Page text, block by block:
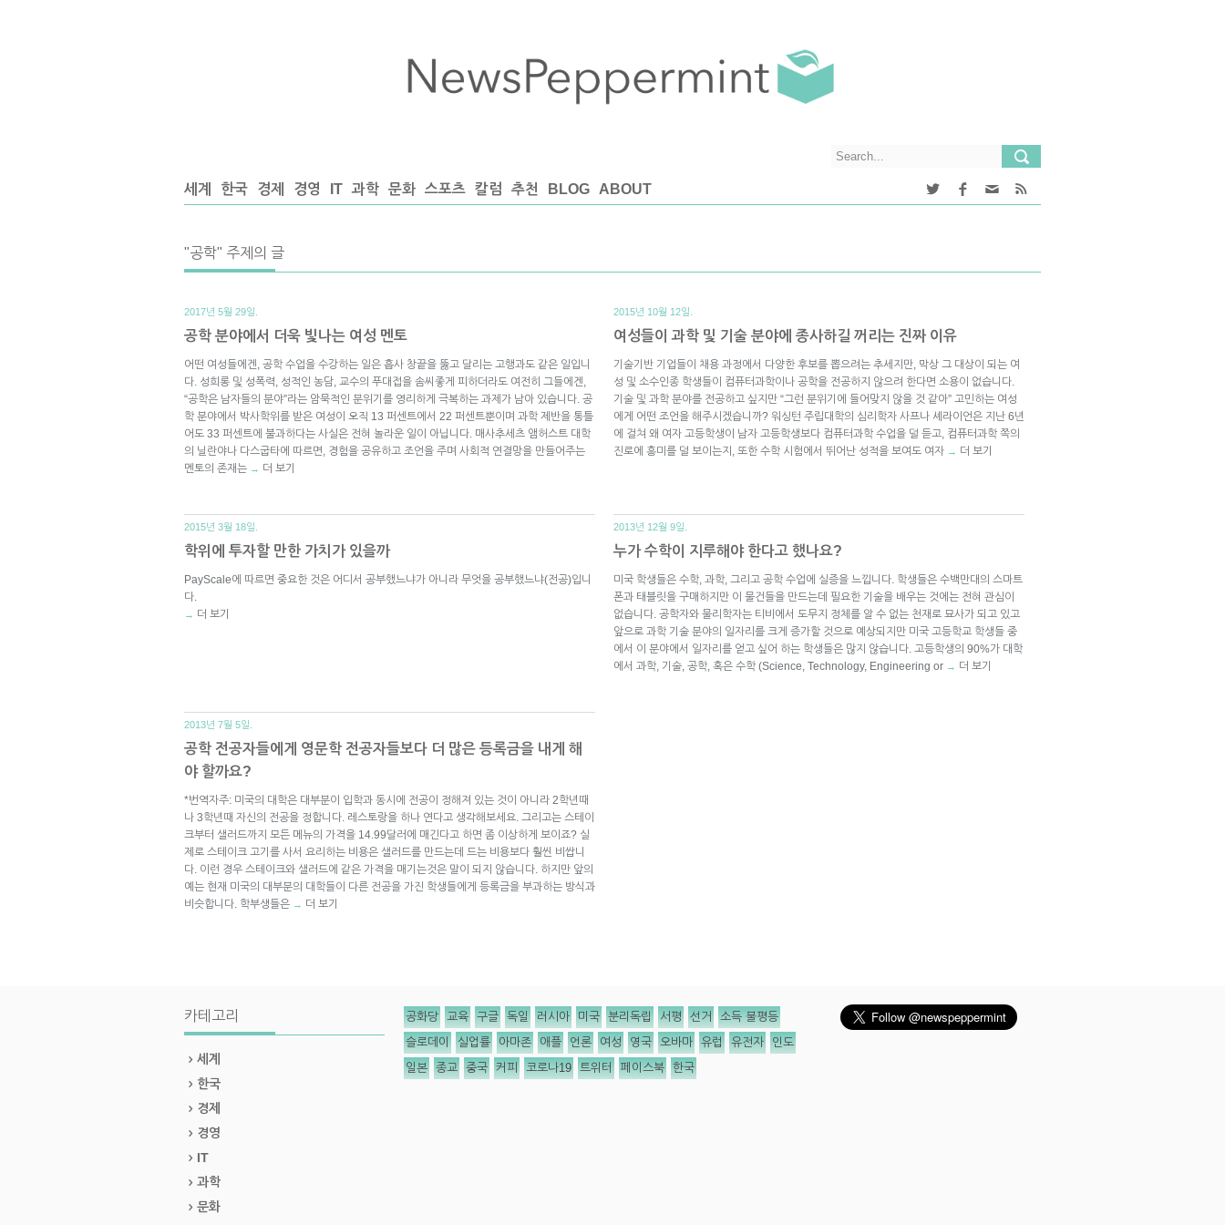
세계 한국 경제 경영 IT 과학 문화 스포츠 칼럼 추천 BLOG ABOUT
"공학" 주제의 글
2017년 5월 29일.
공학 분야에서 더욱 빛나는 여성 멘토
어떤 여성들에겐, 공학 수업을 수강하는 일은 흡사 창끝을 뚫고 달리는 고행과도 같은 일입니
다. 성희롱 및 성폭력, 성적인 농담, 교수의 푸대접을 솜씨좋게 피하더라도 여전히 그들에겐,
“공학은 남자들의 분야”라는 암묵적인 분위기를 영리하게 극복하는 과제가 남아 있습니다. 공
학 분야에서 박사학위를 받은 여성이 오직 13 퍼센트에서 22 퍼센트뿐이며 과학 제반을 통틀
어도 33 퍼센트에 불과하다는 사실은 전혀 놀라운 일이 아닙니다. 매사추세츠 앰허스트 대학
의 닐란야나 다스굽타에 따르면, 경험을 공유하고 조언을 주며 사회적 연결망을 만들어주는
멘토의 존재는 → 더 보기
2015년 10월 12일.
여성들이 과학 및 기술 분야에 종사하길 꺼리는 진짜 이유
기술기반 기업들이 채용 과정에서 다양한 후보를 뽑으려는 추세지만, 막상 그 대상이 되는 여
성 및 소수인종 학생들이 컴퓨터과학이나 공학을 전공하지 않으려 한다면 소용이 없습니다.
기술 및 과학 분야를 전공하고 싶지만 “그런 분위기에 들어맞지 않을 것 같아” 고민하는 여성
에게 어떤 조언을 해주시겠습니까? 워싱턴 주립대학의 심리학자 사프나 셰라이언은 지난 6년
에 걸쳐 왜 여자 고등학생이 남자 고등학생보다 컴퓨터과학 수업을 덜 듣고, 컴퓨터과학 쪽의
진로에 흥미를 덜 보이는지, 또한 수학 시험에서 뛰어난 성적을 보여도 여자 → 더 보기
2015년 3월 18일.
학위에 투자할 만한 가치가 있을까
PayScale에 따르면 중요한 것은 어디서 공부했느냐가 아니라 무엇을 공부했느냐(전공)입니
다.
→ 더 보기
2013년 12월 9일.
누가 수학이 지루해야 한다고 했나요?
미국 학생들은 수학, 과학, 그리고 공학 수업에 실증을 느낍니다. 학생들은 수백만대의 스마트
폰과 태블릿을 구매하지만 이 물건들을 만드는데 필요한 기술을 배우는 것에는 전혀 관심이
없습니다. 공학자와 물리학자는 티비에서 도무지 정체를 알 수 없는 천재로 묘사가 되고 있고
앞으로 과학 기술 분야의 일자리를 크게 증가할 것으로 예상되지만 미국 고등학교 학생들 중
에서 이 분야에서 일자리를 얻고 싶어 하는 학생들은 많지 않습니다. 고등학생의 90%가 대학
에서 과학, 기술, 공학, 혹은 수학 (Science, Technology, Engineering or → 더 보기
2013년 7월 5일.
공학 전공자들에게 영문학 전공자들보다 더 많은 등록금을 내게 해
야 할까요?
*번역자주: 미국의 대학은 대부분이 입학과 동시에 전공이 정해져 있는 것이 아니라 2학년때
나 3학년때 자신의 전공을 정합니다. 레스토랑을 하나 연다고 생각해보세요. 그리고는 스테이
크부터 샐러드까지 모든 메뉴의 가격을 14.99달러에 매긴다고 하면 좀 이상하게 보이죠? 실
제로 스테이크 고기를 사서 요리하는 비용은 샐러드를 만드는데 드는 비용보다 훨씬 비쌉니
다. 이런 경우 스테이크와 샐러드에 같은 가격을 매기는것은 말이 되지 않습니다. 하지만 앞의
예는 현재 미국의 대부분의 대학들이 다른 전공을 가진 학생들에게 등록금을 부과하는 방식과
비슷합니다. 학부생들은 → 더 보기
카테고리
세계
한국
경제
경영
IT
과학
문화
공화당 교육 구글 독일 러시아 미국 분리독립 서평 선거 소득 불평등
슬로데이 실업률 아마존 애플 언론 여성 영국 오바마 유럽 유전자 인도
일본 종교 중국 커피 코로나19 트위터 페이스북 한국